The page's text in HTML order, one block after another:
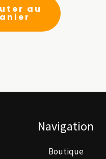
au
Navigation
Boutique